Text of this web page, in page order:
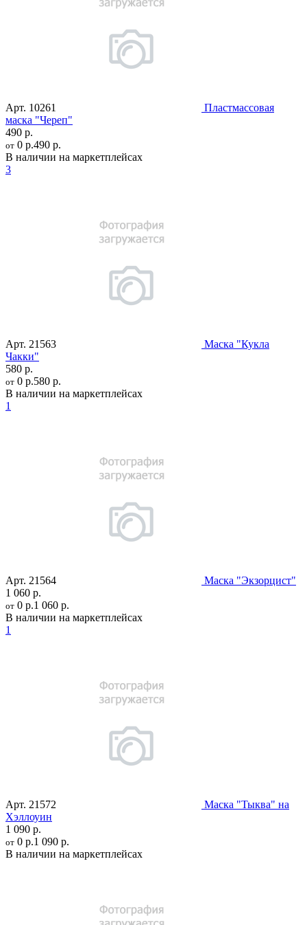
Арт. 10261
Пластмассовая
маска "Череп"
490 р.
от 0 р.490 р.
В наличии на маркетплейсах
3
Арт. 21563
Маска "Кукла
Чакки"
580 р.
от 0 р.580 р.
В наличии на маркетплейсах
1
Арт. 21564
Маска "Экзорцист"
1 060 р.
от 0 р.1 060 р.
В наличии на маркетплейсах
1
Арт. 21572
Маска "Тыква" на
Хэллоуин
1 090 р.
от 0 р.1 090 р.
В наличии на маркетплейсах